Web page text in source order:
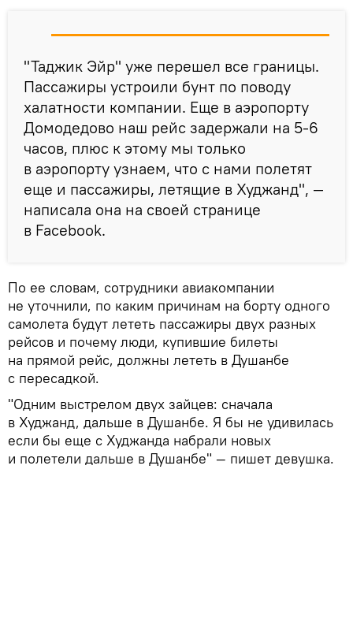
"Таджик Эйр" уже перешел все границы.
Пассажиры устроили бунт по поводу
халатности компании. Еще в аэропорту
Домодедово наш рейс задержали на 5-6
часов, плюс к этому мы только
в аэропорту узнаем, что с нами полетят
еще и пассажиры, летящие в Худжанд", —
написала она на своей странице
в Facebook.
По ее словам, сотрудники авиакомпании
не уточнили, по каким причинам на борту одного
самолета будут лететь пассажиры двух разных
рейсов и почему люди, купившие билеты
на прямой рейс, должны лететь в Душанбе
с пересадкой.
"Одним выстрелом двух зайцев: сначала
в Худжанд, дальше в Душанбе. Я бы не удивилась
если бы еще с Худжанда набрали новых
и полетели дальше в Душанбе" — пишет девушка.